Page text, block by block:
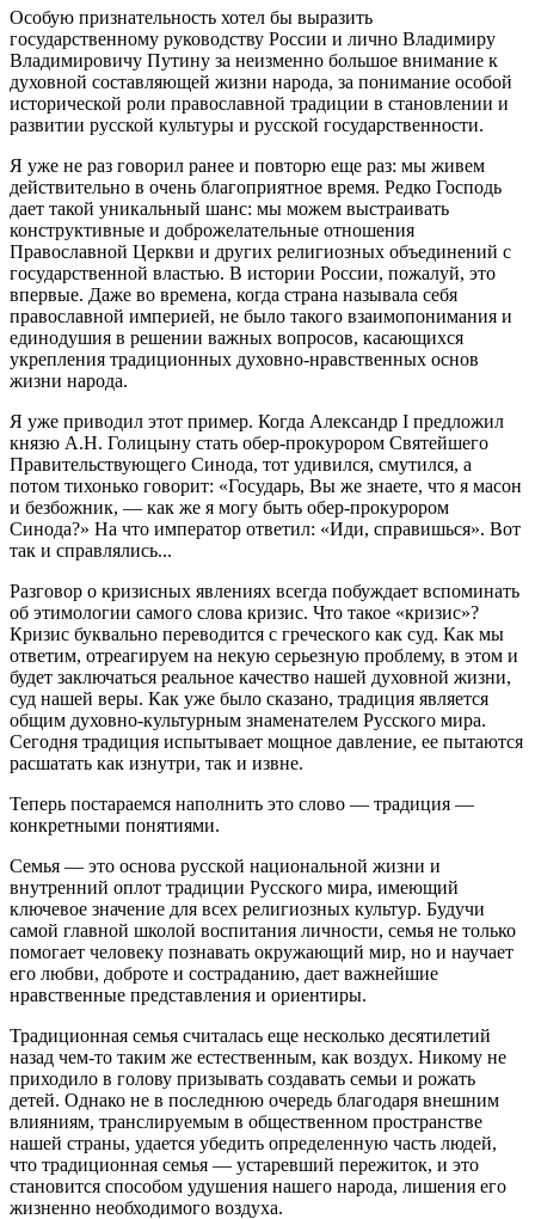
Особую признательность хотел бы выразить
государственному руководству России и лично Владимиру
Владимировичу Путину за неизменно большое внимание к
духовной составляющей жизни народа, за понимание особой
исторической роли православной традиции в становлении и
развитии русской культуры и русской государственности.
Я уже не раз говорил ранее и повторю еще раз: мы живем
действительно в очень благоприятное время. Редко Господь
дает такой уникальный шанс: мы можем выстраивать
конструктивные и доброжелательные отношения
Православной Церкви и других религиозных объединений с
государственной властью. В истории России, пожалуй, это
впервые. Даже во времена, когда страна называла себя
православной империей, не было такого взаимопонимания и
единодушия в решении важных вопросов, касающихся
укрепления традиционных духовно-нравственных основ
жизни народа.
Я уже приводил этот пример. Когда Александр I предложил
князю А.Н. Голицыну стать обер-прокурором Святейшего
Правительствующего Синода, тот удивился, смутился, а
потом тихонько говорит: «Государь, Вы же знаете, что я масон
и безбожник, — как же я могу быть обер-прокурором
Синода?» На что император ответил: «Иди, справишься». Вот
так и справлялись...
Разговор о кризисных явлениях всегда побуждает вспоминать
об этимологии самого слова кризис. Что такое «кризис»?
Кризис буквально переводится с греческого как суд. Как мы
ответим, отреагируем на некую серьезную проблему, в этом и
будет заключаться реальное качество нашей духовной жизни,
суд нашей веры. Как уже было сказано, традиция является
общим духовно-культурным знаменателем Русского мира.
Сегодня традиция испытывает мощное давление, ее пытаются
расшатать как изнутри, так и извне.
Теперь постараемся наполнить это слово — традиция —
конкретными понятиями.
Семья — это основа русской национальной жизни и
внутренний оплот традиции Русского мира, имеющий
ключевое значение для всех религиозных культур. Будучи
самой главной школой воспитания личности, семья не только
помогает человеку познавать окружающий мир, но и научает
его любви, доброте и состраданию, дает важнейшие
нравственные представления и ориентиры.
Традиционная семья считалась еще несколько десятилетий
назад чем-то таким же естественным, как воздух. Никому не
приходило в голову призывать создавать семьи и рожать
детей. Однако не в последнюю очередь благодаря внешним
влияниям, транслируемым в общественном пространстве
нашей страны, удается убедить определенную часть людей,
что традиционная семья — устаревший пережиток, и это
становится способом удушения нашего народа, лишения его
жизненно необходимого воздуха.